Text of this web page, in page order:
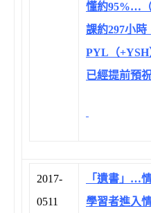
懂約95%…
課約297小
PYL（
已經提前預
2017-
0511
「遺書」…
學習者進入